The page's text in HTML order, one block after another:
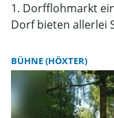
1. Dorfflohmarkt
Dorf bieten allerlei
BÜHNE (HÖXTER)